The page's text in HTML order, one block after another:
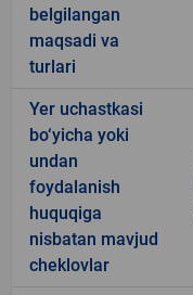
belgilangan
maqsadi va
turlari
Yer uchastkasi
bo‘yicha yoki
undan
foydalanish
huquqiga
nisbatan mavjud
cheklovlar